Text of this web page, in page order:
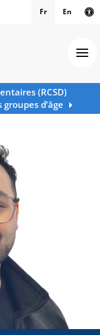
Fr En
(RCSD)
d’âge